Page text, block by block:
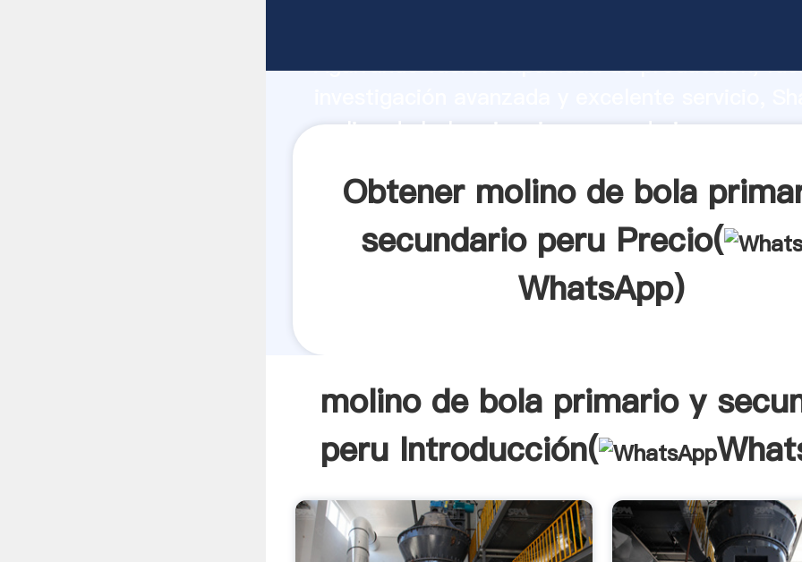
Agarrando fuerte capacidad de producción,
molino de bola primario y secundario peru
Obtener molino de bola
secundario peru Precio(
WhatsApp)
molino de bola primario y
peru Introducción(